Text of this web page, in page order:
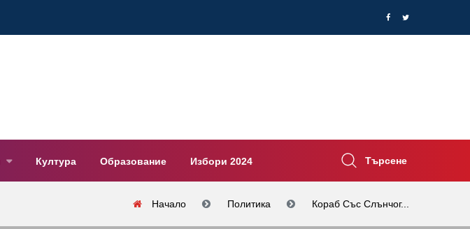
Култура Образование Избори 2024 Търсене
Начало Политика Кораб Със Слънчог...